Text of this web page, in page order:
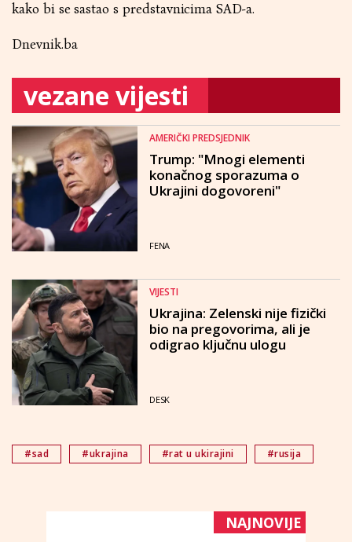
kako bi se sastao s predstavnicima SAD-a.
Dnevnik.ba
vezane vijesti
AMERIČKI PREDSJEDNIK
Trump: "Mnogi elementi
konačnog sporazuma o
Ukrajini dogovoreni"
FENA
VIJESTI
Ukrajina: Zelenski nije fizički
bio na pregovorima, ali je
odigrao ključnu ulogu
DESK
#sad #ukrajina #rat u ukirajini #rusija
NAJNOVIJE